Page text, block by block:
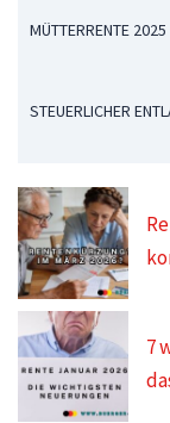
MÜTTERRENTE 2025
STEUERLICHER
7